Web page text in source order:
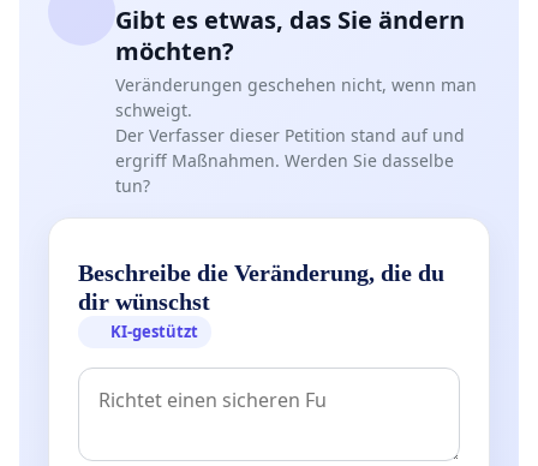
Gibt es etwas, das Sie ändern
möchten?
Veränderungen geschehen nicht, wenn man
schweigt.
Der Verfasser dieser Petition stand auf und
ergriff Maßnahmen. Werden Sie dasselbe
tun?
Beschreibe die Veränderung, die du
dir wünschst
KI-gestützt